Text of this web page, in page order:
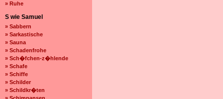
» Ruhe
S wie Samuel
» Sabbern
» Sarkastische
» Sauna
» Schadenfrohe
» Sch�fchen-z�hlende
» Schafe
» Schiffe
» Schilder
» Schildkr�ten